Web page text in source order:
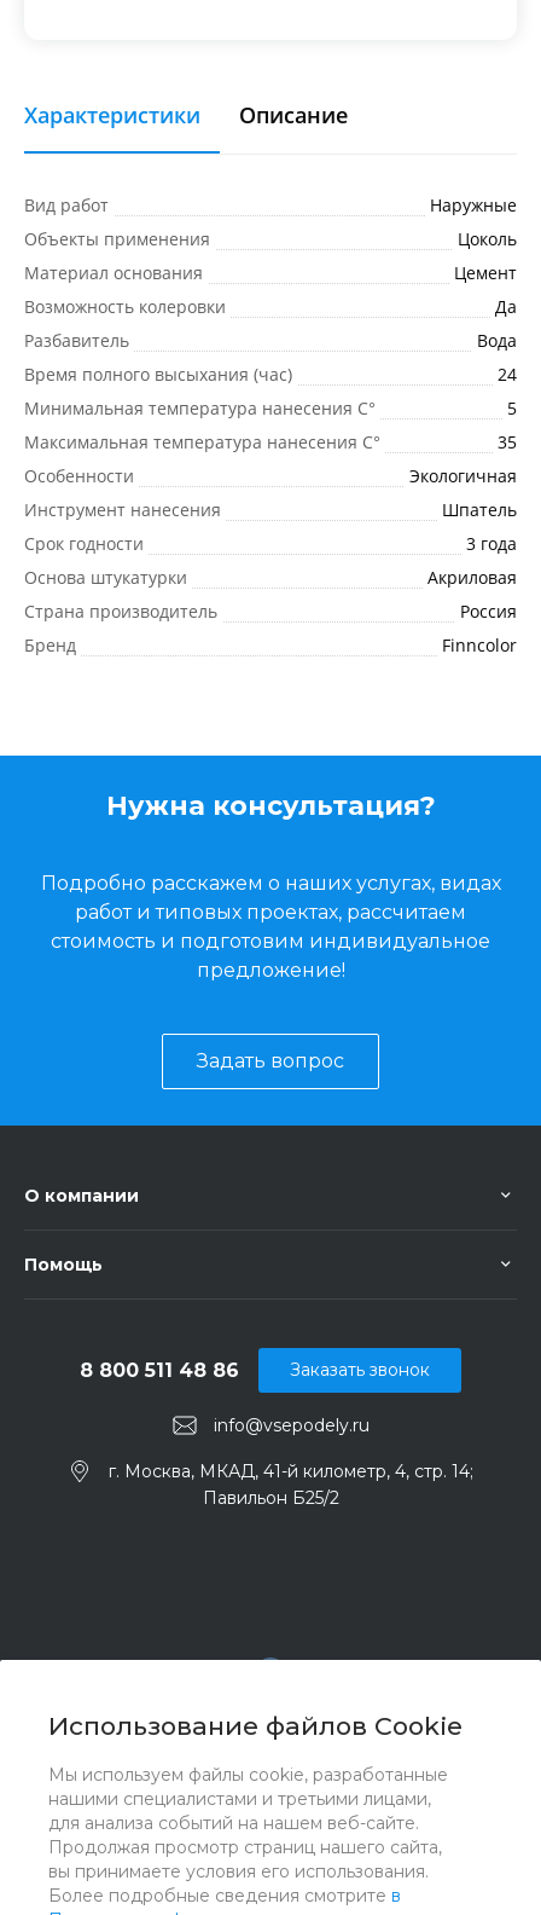
Использование файлов Cookie
Мы используем файлы cookie, разработанные
нашими специалистами и третьими лицами,
для анализа событий на нашем веб-сайте.
Продолжая просмотр страниц нашего сайта,
вы принимаете условия его использования.
Более подробные сведения смотрите в
Характеристики Описание
Вид работ
Наружные
Объекты применения
Цоколь
Материал основания
Цемент
Возможность колеровки
Да
Разбавитель
Вода
Время полного высыхания (час)
24
Минимальная температура нанесения C°
5
Максимальная температура нанесения C°
35
Особенности
Экологичная
Инструмент нанесения
Шпатель
Срок годности
3 года
Основа штукатурки
Акриловая
Страна производитель
Россия
Бренд
Finncolor
Нужна консультация?
Подробно расскажем о наших услугах, видах
работ и типовых проектах, рассчитаем
стоимость и подготовим индивидуальное
предложение!
Задать вопрос
О компании
Помощь
info@vsepodely.ru
8 800 511 48 86
г. Москва, МКАД, 41-й километр, 4, стр. 14;
Павильон Б25/2
Заказать звонок
© 2017 - 2026 ООО "Комплектстрой 41", Все права
защищены